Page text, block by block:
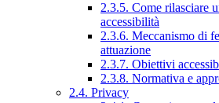
2.3.5. Come rilasciare
accessibilità
2.3.6. Meccanismo di
attuazione
2.3.7. Obiettivi
2.3.8. Normativa e
2.4. Privacy